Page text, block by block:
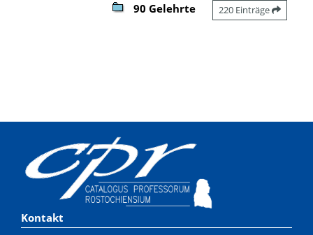
90 Gelehrte 220 Einträge
Kontakt